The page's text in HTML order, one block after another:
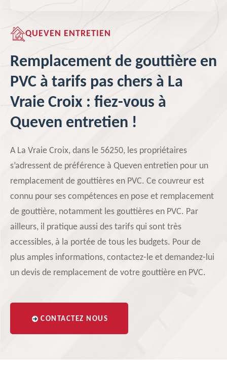
QUEVEN ENTRETIEN
Remplacement de gouttière en
PVC à tarifs pas chers à La
Vraie Croix : fiez-vous à
Queven entretien !
A La Vraie Croix, dans le 56250, les propriétaires
s’adressent de préférence à Queven entretien pour un
remplacement de gouttières en PVC. Ce couvreur est
connu pour ses compétences en pose et remplacement
de gouttière, notamment les gouttières en PVC. Par
ailleurs, il pratique aussi des tarifs qui sont très
accessibles, à la portée de tous les budgets. Pour de
plus amples informations, contactez-le et demandez-lui
un devis de remplacement de votre gouttière en PVC.
CONTACTEZ NOUS